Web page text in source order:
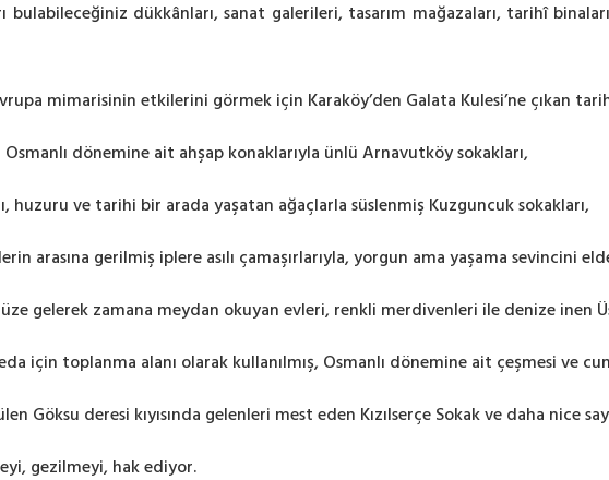
bulabileceğiniz dükkânları, sanat galerileri, tasarım mağazaları, tarihî
mimarisinin etkilerini görmek için Karaköy’den Galata Kulesi’ne çıkan
Osmanlı dönemine ait ahşap konaklarıyla ünlü Arnavutköy sokakları,
huzuru ve tarihi bir arada yaşatan ağaçlarla süslenmiş Kuzguncuk sokakları,
arasına gerilmiş iplere asılı çamaşırlarıyla, yorgun ama yaşama sevincini
gelerek zamana meydan okuyan evleri, renkli merdivenleri ile denize inen
için toplanma alanı olarak kullanılmış, Osmanlı dönemine ait çeşmesi ve
Göksu deresi kıyısında gelenleri mest eden Kızılserçe Sokak ve daha nice
gezilmeyi, hak ediyor.